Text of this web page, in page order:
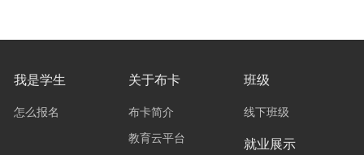
我是学生
怎么报名
关于布卡
布卡简介
教育云平台
班级
线下班级
就业展示